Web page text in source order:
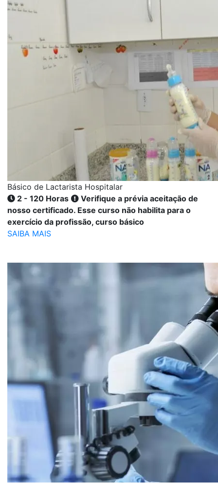
Básico de Lactarista Hospitalar
2 - 120 Horas
Verifique a prévia aceitação de
nosso certificado. Esse curso não habilita para o
exercício da profissão, curso básico
SAIBA MAIS